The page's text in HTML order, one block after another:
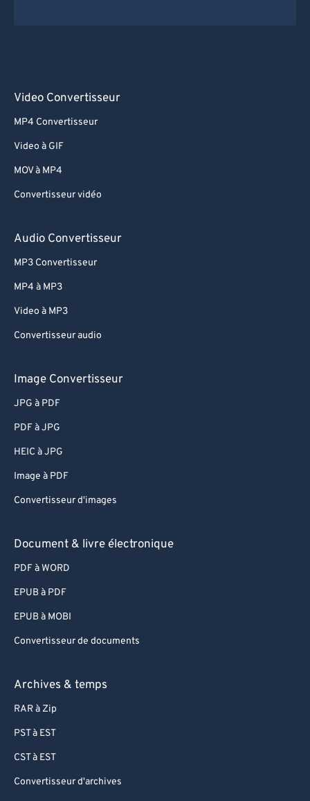
Video Convertisseur
MP4 Convertisseur
Video à GIF
MOV à MP4
Convertisseur vidéo
Audio Convertisseur
MP3 Convertisseur
MP4 à MP3
Video à MP3
Convertisseur audio
Image Convertisseur
JPG à PDF
PDF à JPG
HEIC à JPG
Image à PDF
Convertisseur d'images
Document & livre électronique
PDF à WORD
EPUB à PDF
EPUB à MOBI
Convertisseur de documents
Archives & temps
RAR à Zip
PST à EST
CST à EST
Convertisseur d'archives